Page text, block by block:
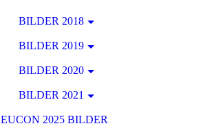
BILDER 2018
BILDER 2019
BILDER 2020
BILDER 2021
EUCON 2025 BILDER